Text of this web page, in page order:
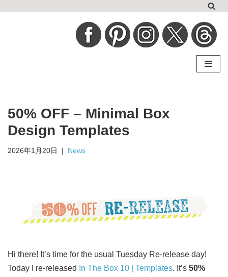
ス
キ
プ
50% OFF – Minimal Box
Design Templates
2026年1月20日 News
Hi there! It’s time for the usual Tuesday Re-release day!
Today I re-released
In The Box 10 | Templates. It’s 50%